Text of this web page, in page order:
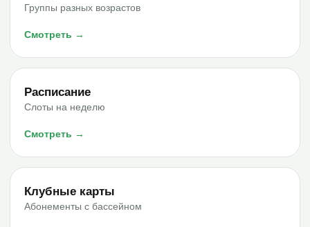
Группы разных возрастов
Смотреть →
Расписание
Слоты на неделю
Смотреть →
Клубные карты
Абонементы с бассейном